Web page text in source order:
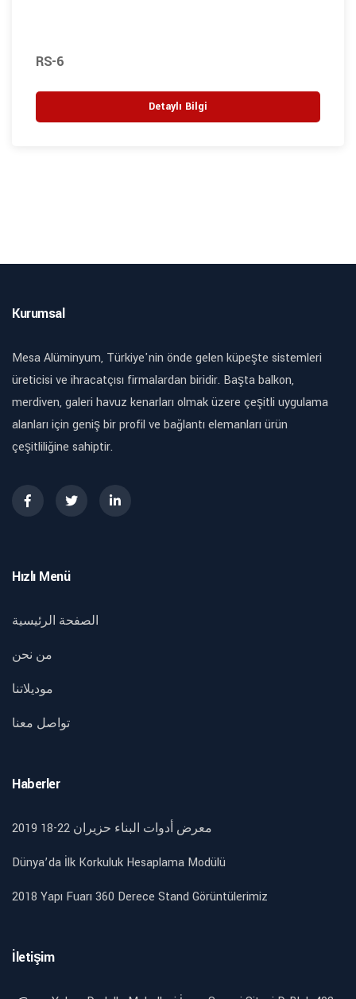
RS-6
Detaylı Bilgi
Kurumsal
Mesa Alüminyum, Türkiye'nin önde gelen küpeşte sistemleri
üreticisi ve ihracatçısı firmalardan biridir. Başta balkon,
merdiven, galeri havuz kenarları olmak üzere çeşitli uygulama
alanları için geniş bir profil ve bağlantı elemanları ürün
çeşitliliğine sahiptir.
Hızlı Menü
الصفحة الرئيسية
من نحن
موديلاتنا
تواصل معنا
Haberler
2019 18-22 معرض أدوات البناء حزيران
Dünya’da İlk Korkuluk Hesaplama Modülü
2018 Yapı Fuarı 360 Derece Stand Görüntülerimiz
İletişim